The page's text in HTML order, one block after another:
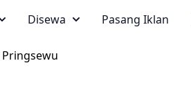
Disewa Pasang Iklan